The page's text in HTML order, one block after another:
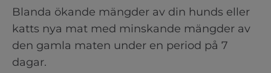
Blanda ökande mängder av din hunds eller
katts nya mat med minskande mängder av
den gamla maten under en period på 7
dagar.